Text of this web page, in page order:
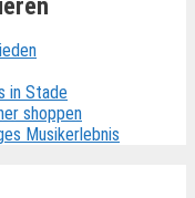
in Stade
shoppen
Musikerlebnis